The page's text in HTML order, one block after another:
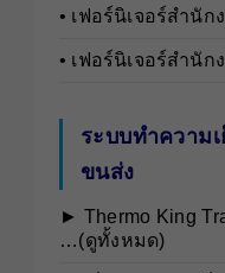
• เฟอร์นิเจอร์สำนัก
• เฟอร์นิเจอร์สำนั
ระบบทำความ
ขนส่ง
► Thermo King
…(ดูทั้งหมด)